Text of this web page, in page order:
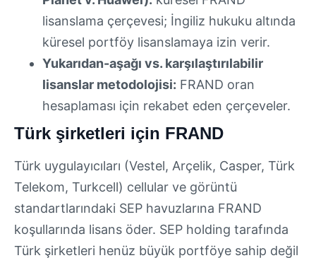
lisanslama çerçevesi; İngiliz hukuku altında
küresel portföy lisanslamaya izin verir.
Yukarıdan-aşağı vs. karşılaştırılabilir
lisanslar metodolojisi: FRAND oran
hesaplaması için rekabet eden çerçeveler.
Türk şirketleri için FRAND
Türk uygulayıcıları (Vestel, Arçelik, Casper, Türk
Telekom, Turkcell) cellular ve görüntü
standartlarındaki SEP havuzlarına FRAND
koşullarında lisans öder. SEP holding tarafında
Türk şirketleri henüz büyük portföye sahip değil